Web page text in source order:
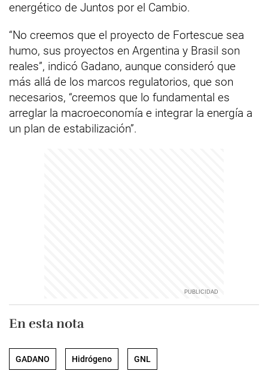
energético de Juntos por el Cambio.
“No creemos que el proyecto de Fortescue sea
humo, sus proyectos en Argentina y Brasil son
reales”, indicó Gadano, aunque consideró que
más allá de los marcos regulatorios, que son
necesarios, “creemos que lo fundamental es
arreglar la macroeconomía e integrar la energía a
un plan de estabilización”.
En esta nota
GADANO Hidrógeno GNL